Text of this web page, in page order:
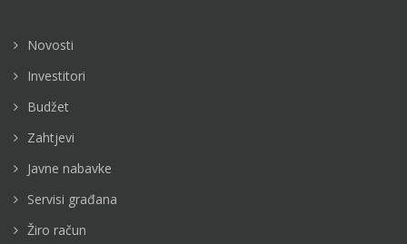
Novosti
Investitori
Budžet
Zahtjevi
Javne nabavke
Servisi građana
Žiro račun